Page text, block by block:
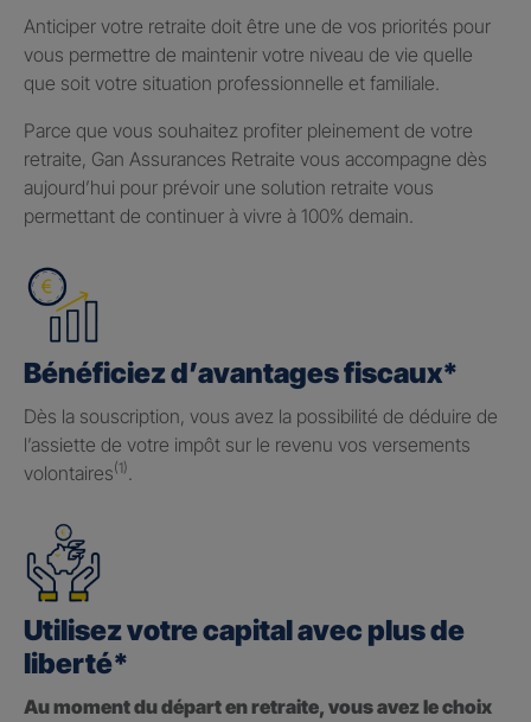
Anticiper votre retraite doit être une de vos priorités pour
vous permettre de maintenir votre niveau de vie quelle
que soit votre situation professionnelle et familiale.
Parce que vous souhaitez profiter pleinement de votre
retraite, Gan Assurances Retraite vous accompagne dès
aujourd’hui pour prévoir une solution retraite vous
permettant de continuer à vivre à 100% demain.
Bénéficiez d’avantages fiscaux*
Dès la souscription, vous avez la possibilité de déduire de
l’assiette de votre impôt sur le revenu vos versements
volontaires(1).
Utilisez votre capital avec plus de
liberté*
Au moment du départ en retraite, vous avez le choix